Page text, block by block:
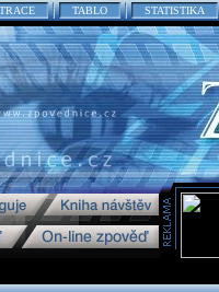
TABLO STATISTIKA